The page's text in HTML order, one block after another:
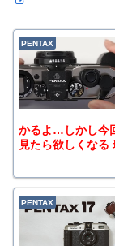
PENTAX
かるよ…しかし今
見たら欲しくなる
PENTAX